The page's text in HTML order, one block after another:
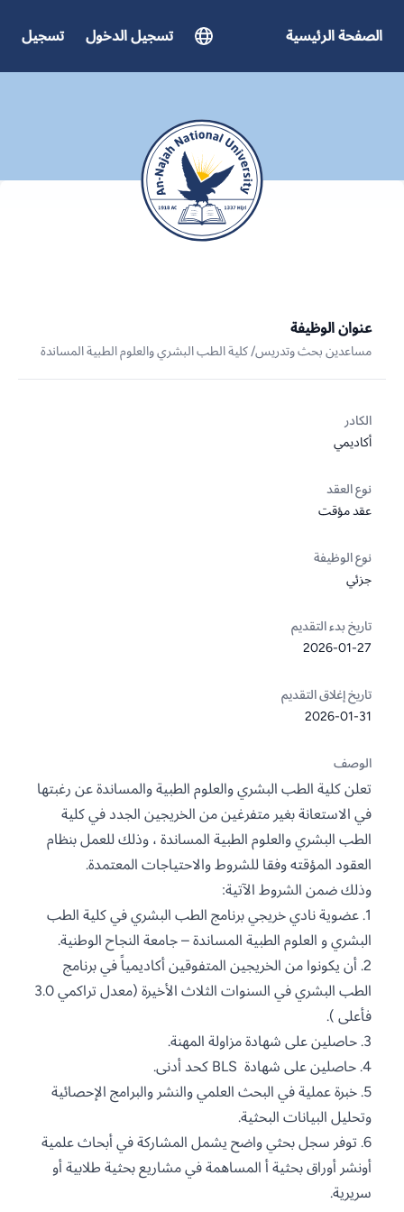
الصفحة الرئيسية تسجيل الدخول تسجيل
عنوان الوظيفة
مساعدين بحث وتدريس/ كلية الطب البشري والعلوم الطبية المساندة
الكادر
أكاديمي
نوع العقد
عقد مؤقت
نوع الوظيفة
جزئي
تاريخ بدء التقديم
2026-01-27
تاريخ إغلاق التقديم
2026-01-31
الوصف
تعلن كلية الطب البشري والعلوم الطبية والمساندة عن رغبتها
في الاستعانة بغير متفرغين من الخريجين الجدد في كلية
الطب البشري والعلوم الطبية المساندة ، وذلك للعمل بنظام
العقود المؤقته وفقا للشروط والاحتياجات المعتمدة.
وذلك ضمن الشروط الآتية:
1. عضوية نادي خريجي برنامج الطب البشري في كلية الطب
البشري و العلوم الطبية المساندة – جامعة النجاح الوطنية.
2. أن يكونوا من الخريجين المتفوقين أكاديمياً في برنامج
الطب البشري في السنوات الثلاث الأخيرة (معدل تراكمي 3.0
فأعلى ).
3. حاصلين على شهادة مزاولة المهنة.
4. حاصلين على شهادة BLS كحد أدنى.
5. خبرة عملية في البحث العلمي والنشر والبرامج الإحصائية
وتحليل البيانات البحثية.
6. توفر سجل بحثي واضح يشمل المشاركة في أبحاث علمية
أونشر أوراق بحثية أ المساهمة في مشاريع بحثية طلابية أو
سريرية.